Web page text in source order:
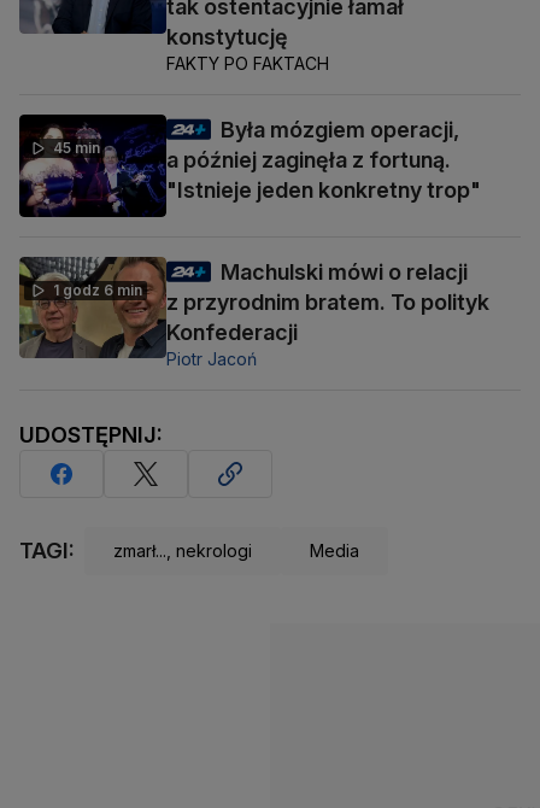
tak ostentacyjnie łamał
konstytucję
FAKTY PO FAKTACH
45 min
Była mózgiem operacji,
a później zaginęła z fortuną.
"Istnieje jeden konkretny trop"
1 godz 6 min
Machulski mówi o relacji
z przyrodnim bratem. To polityk
Konfederacji
Piotr Jacoń
UDOSTĘPNIJ:
TAGI: zmarł..., nekrologi Media